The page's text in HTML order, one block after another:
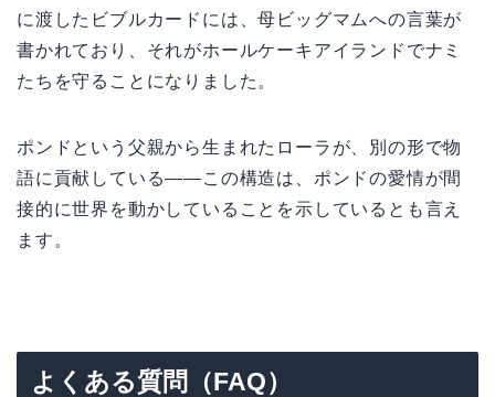
に渡したビブルカードには、母ビッグマムへの言葉が
書かれており、それがホールケーキアイランドでナミ
たちを守ることになりました。
ポンドという父親から生まれたローラが、別の形で物
語に貢献している——この構造は、ポンドの愛情が間
接的に世界を動かしていることを示しているとも言え
ます。
よくある質問（FAQ）